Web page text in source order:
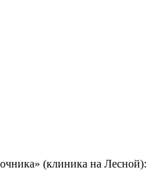
(клиника на Лесной):